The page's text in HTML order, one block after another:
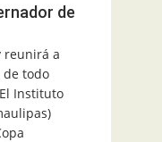
de
reunirá a
de todo
Instituto